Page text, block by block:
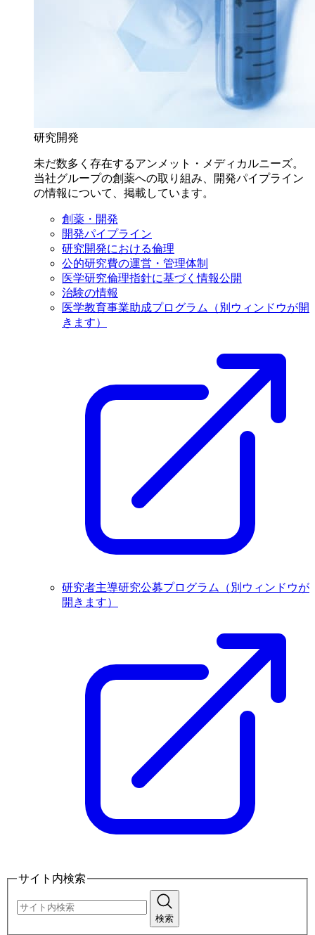
研究開発
未だ数多く存在するアンメット・メディカルニーズ。
当社グループの創薬への取り組み、開発パイプライン
の情報について、掲載しています。
創薬・開発
開発パイプライン
研究開発における倫理
公的研究費の運営・管理体制
医学研究倫理指針に基づく情報公開
治験の情報
医学教育事業助成プログラム
（別ウィンドウが開
きます）
研究者主導研究公募プログラム
（別ウィンドウが
開きます）
サイト内検索
検索